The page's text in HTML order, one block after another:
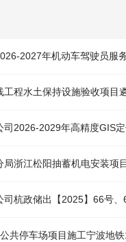
2027年机动车驾驶员服
工程水土保持设施验收项目
司2026-2029年高精度GIS
浙江松阳抽蓄机电安装项
司杭政储出【2025】66号
共停车场项目施工宁波地铁